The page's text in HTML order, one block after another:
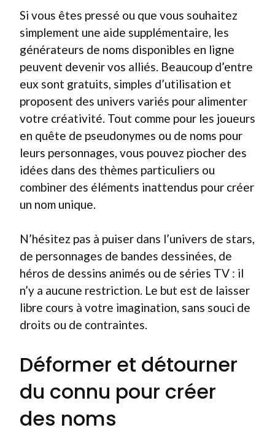
Si vous êtes pressé ou que vous souhaitez
simplement une aide supplémentaire, les
générateurs de noms disponibles en ligne
peuvent devenir vos alliés. Beaucoup d’entre
eux sont gratuits, simples d’utilisation et
proposent des univers variés pour alimenter
votre créativité. Tout comme pour les joueurs
en quête de pseudonymes ou de noms pour
leurs personnages, vous pouvez piocher des
idées dans des thèmes particuliers ou
combiner des éléments inattendus pour créer
un nom unique.
N’hésitez pas à puiser dans l’univers de stars,
de personnages de bandes dessinées, de
héros de dessins animés ou de séries TV : il
n’y a aucune restriction. Le but est de laisser
libre cours à votre imagination, sans souci de
droits ou de contraintes.
Déformer et détourner
du connu pour créer
des noms